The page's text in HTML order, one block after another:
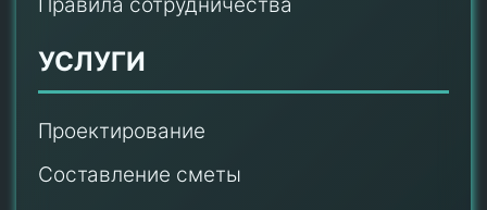
УСЛУГИ
Проектирование
Составление сметы